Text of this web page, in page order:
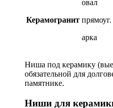
Керамогранит
овал
прямоуг.
арка
Ниша под керамику
обязательной для
памятнике.
Ниши для